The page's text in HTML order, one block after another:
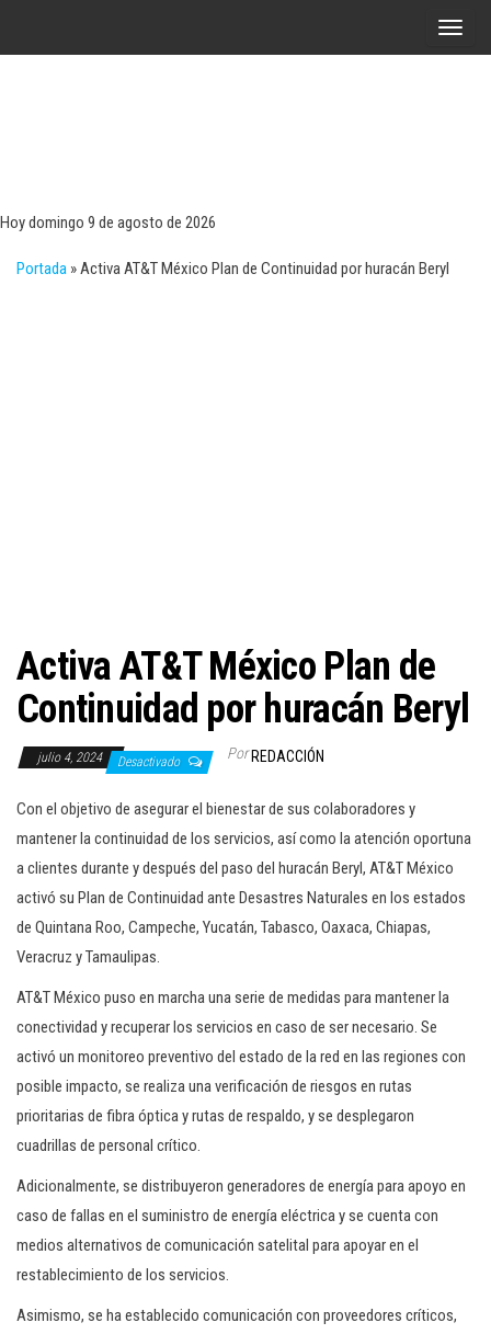
A
Hoy domingo 9 de agosto de 2026
Portada »Activa AT&T México Plan de Continuidad por huracán Beryl
Activa AT&T México Plan de
Continuidad por huracán Beryl
julio 4, 2024 Desactivado Por REDACCIÓN
Con el objetivo de asegurar el bienestar de sus colaboradores y
mantener la continuidad de los servicios, así como la atención oportuna
a clientes durante y después del paso del huracán Beryl, AT&T México
activó su Plan de Continuidad ante Desastres Naturales en los estados
de Quintana Roo, Campeche, Yucatán, Tabasco, Oaxaca, Chiapas,
Veracruz y Tamaulipas.
AT&T México puso en marcha una serie de medidas para mantener la
conectividad y recuperar los servicios en caso de ser necesario. Se
activó un monitoreo preventivo del estado de la red en las regiones con
posible impacto, se realiza una verificación de riesgos en rutas
prioritarias de fibra óptica y rutas de respaldo, y se desplegaron
cuadrillas de personal crítico.
Adicionalmente, se distribuyeron generadores de energía para apoyo en
caso de fallas en el suministro de energía eléctrica y se cuenta con
medios alternativos de comunicación satelital para apoyar en el
restablecimiento de los servicios.
Asimismo, se ha establecido comunicación con proveedores críticos,